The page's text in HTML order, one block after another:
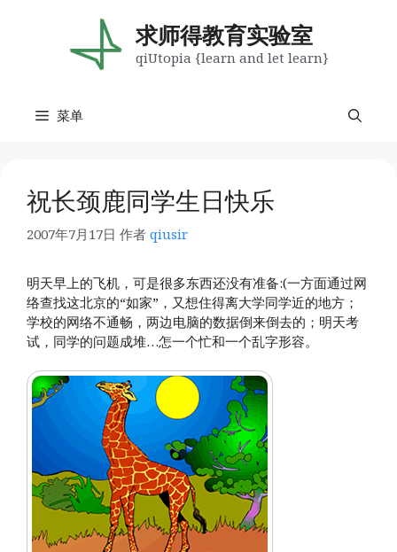
求师得教育实验室
qiUtopia {learn and let learn}
菜单
祝长颈鹿同学生日快乐
2007年7月17日 作者 qiusir
明天早上的飞机，可是很多东西还没有准备:(一方面通过网
络查找这北京的“如家”，又想住得离大学同学近的地方；
学校的网络不通畅，两边电脑的数据倒来倒去的；明天考
试，同学的问题成堆…怎一个忙和一个乱字形容。